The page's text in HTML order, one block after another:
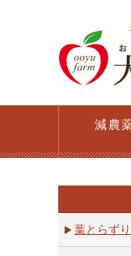
減農
葉とらず